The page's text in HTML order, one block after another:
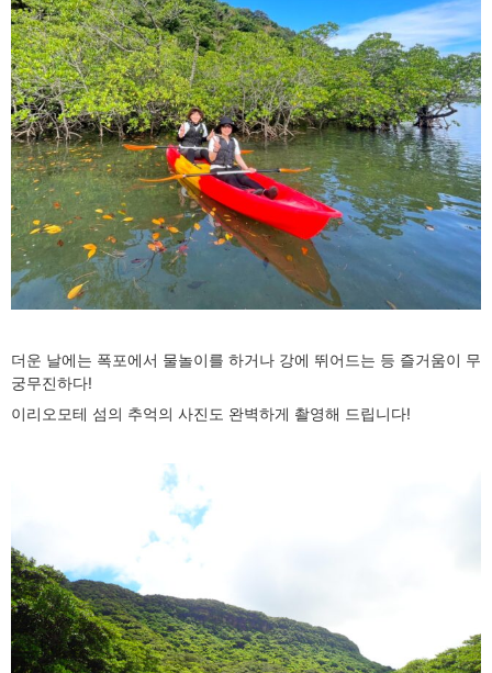
더운 날에는 폭포에서 물놀이를 하거나 강에 뛰어드는 등 즐거움이 무
궁무진하다!
이리오모테 섬의 추억의 사진도 완벽하게 촬영해 드립니다!